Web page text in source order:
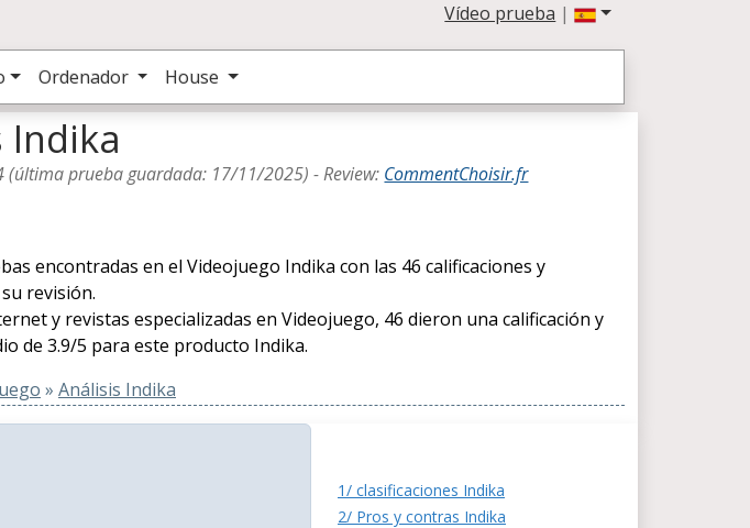
Vídeo prueba |
Ordenador House
Indika
(última prueba guardada: 17/11/2025) -Review: CommentChoisir.fr
encontradas en el Videojuego Indika con las 46 calificaciones y
revisión.
y revistas especializadas en Videojuego, 46 dieron una calificación y
de 3.9/5 para este producto Indika.
» Análisis Indika
1/ clasificaciones Indika
2/ Pros y contras Indika